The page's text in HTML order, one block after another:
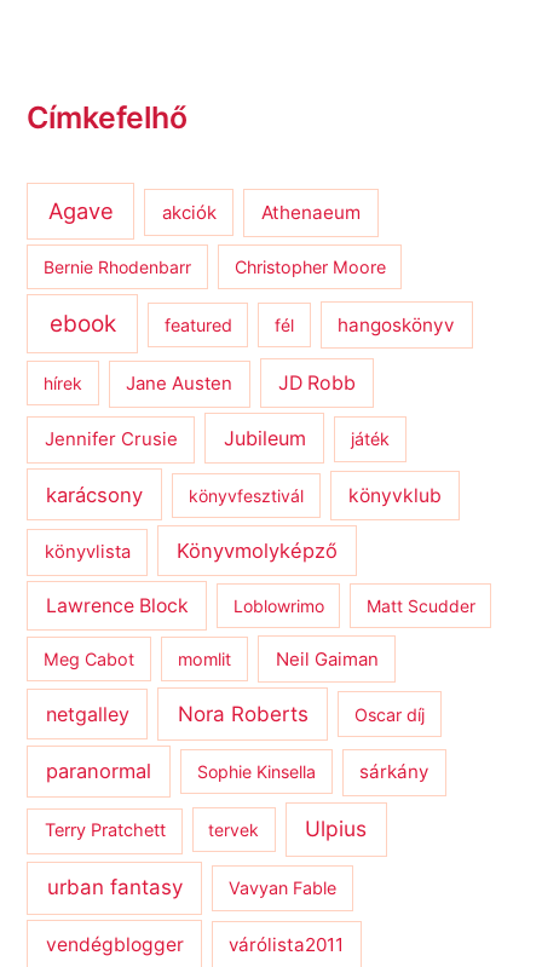
Címkefelhő
Agave akciók Athenaeum
Bernie Rhodenbarr Christopher Moore
ebook featured fél hangoskönyv
hírek Jane Austen JD Robb
Jennifer Crusie Jubileum játék
karácsony könyvfesztivál könyvklub
könyvlista Könyvmolyképző
Lawrence Block Loblowrimo Matt Scudder
Meg Cabot momlit Neil Gaiman
netgalley Nora Roberts Oscar díj
paranormal Sophie Kinsella sárkány
Terry Pratchett tervek Ulpius
urban fantasy Vavyan Fable
vendégblogger várólista2011